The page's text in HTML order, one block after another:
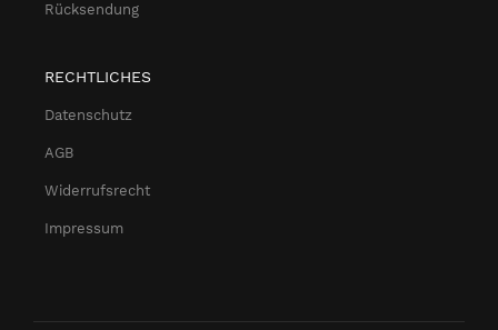
Rücksendung
RECHTLICHES
Datenschutz
AGB
Widerrufsrecht
Impressum